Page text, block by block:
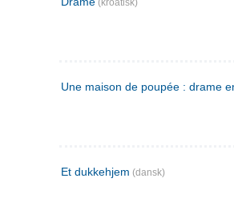
(kroatisk)
Une maison de poupée : drame
Et dukkehjem (dansk)